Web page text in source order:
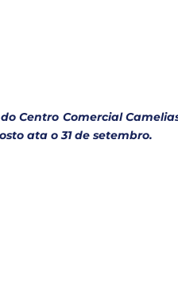
Centro Comercial
ata o 31 de setembro.